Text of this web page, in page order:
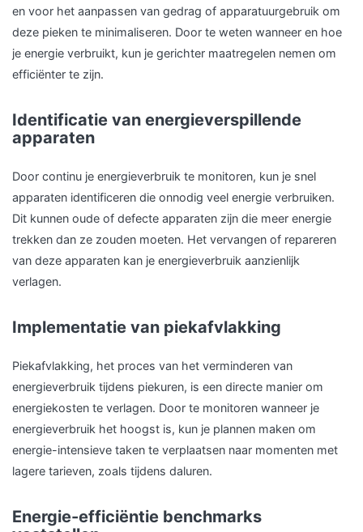
en voor het aanpassen van gedrag of apparatuurgebruik om
deze pieken te minimaliseren. Door te weten wanneer en hoe
je energie verbruikt, kun je gerichter maatregelen nemen om
efficiënter te zijn.
Identificatie van energieverspillende
apparaten
Door continu je energieverbruik te monitoren, kun je snel
apparaten identificeren die onnodig veel energie verbruiken.
Dit kunnen oude of defecte apparaten zijn die meer energie
trekken dan ze zouden moeten. Het vervangen of repareren
van deze apparaten kan je energieverbruik aanzienlijk
verlagen.
Implementatie van piekafvlakking
Piekafvlakking, het proces van het verminderen van
energieverbruik tijdens piekuren, is een directe manier om
energiekosten te verlagen. Door te monitoren wanneer je
energieverbruik het hoogst is, kun je plannen maken om
energie-intensieve taken te verplaatsen naar momenten met
lagere tarieven, zoals tijdens daluren.
Energie-efficiëntie benchmarks